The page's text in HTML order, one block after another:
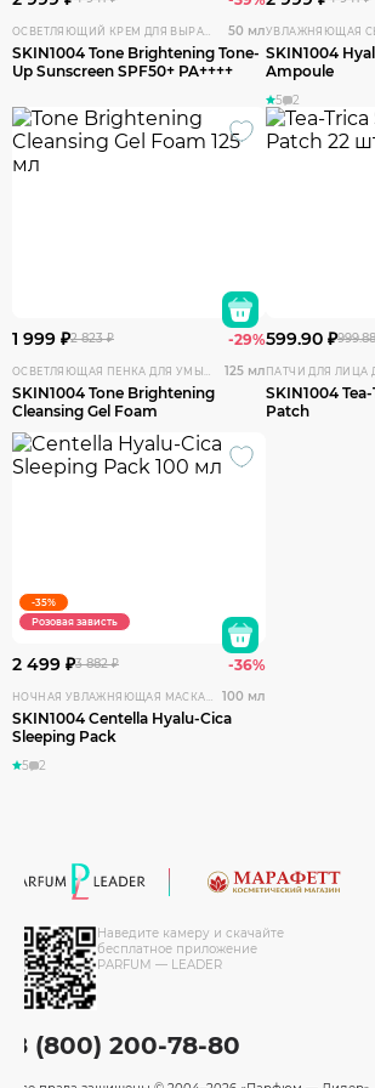
ОСВЕТЛЯЮЩИЙ КРЕМ ДЛЯ ВЫРАВНИВАНИЯ КОЖИ ЛИЦА И ТЕЛА НА ОСНОВЕ МАДАГАСКАРСКОЙ ЦЕНТЕЛЛЫ 50 мл
SKIN1004 Tone Brightening Tone-
Up Sunscreen SPF50+ PA++++
SKIN1004
Ampoule
5 2
1 999 ₽2 823 ₽ -29%
ОСВЕТЛЯЮЩАЯ ПЕНКА ДЛЯ УМЫВАНИЯ ЛИЦА С ЦЕНТЕЛЛОЙ 125 мл
SKIN1004 Tone Brightening
Cleansing Gel Foam
599.90 ₽
SKIN1004
Patch
-35%
Розовая зависть
2 499 ₽3 882 ₽ -36%
НОЧНАЯ УВЛАЖНЯЮЩАЯ МАСКА ДЛЯ ЛИЦА С ЦЕНТЕЛЛОЙ И ГИАЛУРОНОВОЙ КИСЛОТОЙ 100 мл
SKIN1004 Centella Hyalu-Cica
Sleeping Pack
5 2
Наведите камеру и скачайте
бесплатное приложение
PARFUM — LEADER
8 (800) 200-78-80